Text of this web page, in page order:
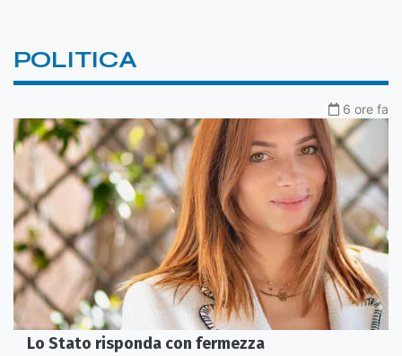
POLITICA
6 ore fa
Lo Stato risponda con fermezza